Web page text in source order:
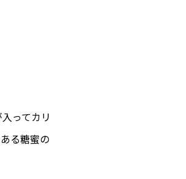
ってカリ
る糖蜜の